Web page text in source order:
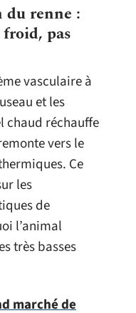
renne :
pas
vasculaire à
et les
chaud réchauffe
vers le
Ce
les
de
l’animal
très basses
marché de